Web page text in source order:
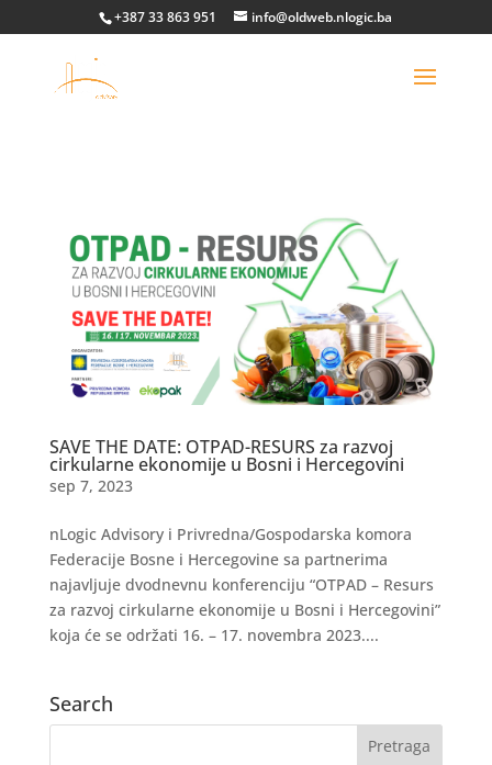
+387 33 863 951 info@oldweb.nlogic.ba
SAVE THE DATE: OTPAD-RESURS za razvoj
cirkularne ekonomije u Bosni i Hercegovini
sep 7, 2023
nLogic Advisory i Privredna/Gospodarska komora
Federacije Bosne i Hercegovine sa partnerima
najavljuje dvodnevnu konferenciju “OTPAD – Resurs
za razvoj cirkularne ekonomije u Bosni i Hercegovini”
koja će se održati 16. – 17. novembra 2023....
Search